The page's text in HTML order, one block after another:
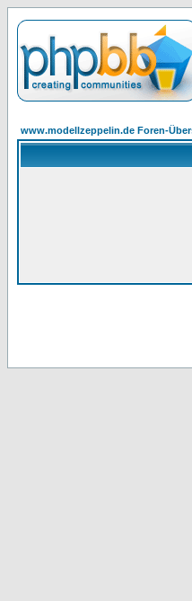
www.modellzeppelin.de Foren-